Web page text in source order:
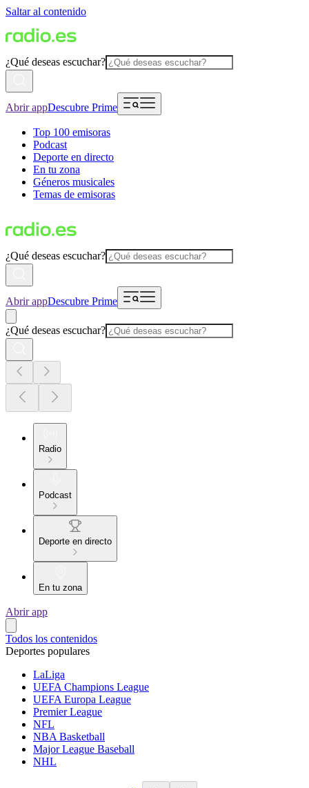
Saltar al contenido
¿Qué deseas escuchar?
Abrir appDescubre Prime
Top 100 emisoras
Podcast
Deporte en directo
En tu zona
Géneros musicales
Temas de emisoras
¿Qué deseas escuchar?
Abrir appDescubre Prime
¿Qué deseas escuchar?
Radio
Podcast
Deporte en directo
En tu zona
Abrir app
Todos los contenidos
Deportes populares
LaLiga
UEFA Champions League
UEFA Europa League
Premier League
NFL
NBA Basketball
Major League Baseball
NHL